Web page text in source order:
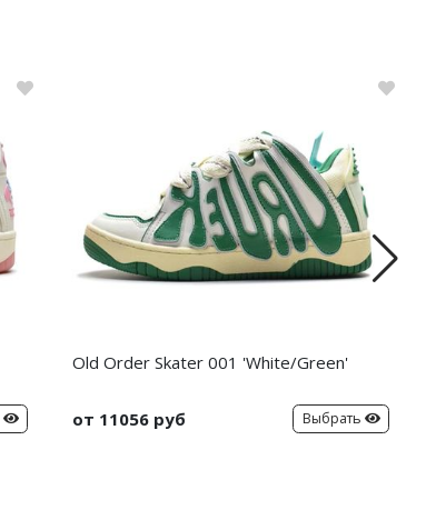
Old Order Skater 001 'White/Green'
от 11056 руб Выбрать